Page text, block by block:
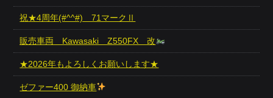
祝★4周年(#^^#) 71マークⅡ
販売車両 Kawasaki Z550FX 改
★2026年もよろしくお願いします★
ゼファー400 御納車